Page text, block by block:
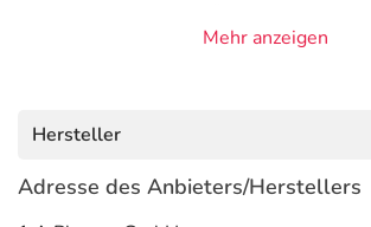
des Herzens, chronischer Einschränkung
Immer:
Mehr anzeigen
Hersteller
Adresse des Anbieters/Herstellers